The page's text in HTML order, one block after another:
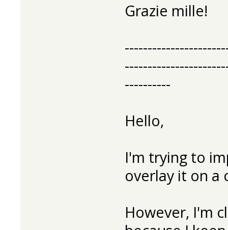
Grazie mille!
----------
Hello,
I'm trying to
overlay it on a
However, I'm